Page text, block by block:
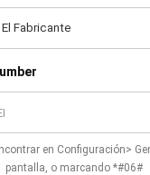
en Configuración>
pantalla, o marcando *#06#